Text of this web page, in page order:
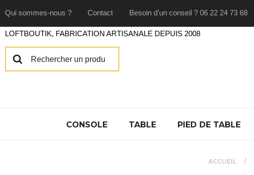
Qui sommes-nous ? Contact Besoin d'un conseil ? 06 22 24 73 68
CONSOLE TABLE PIED DE TABLE
ACCUEIL
LOFTBOUTIK, FABRICATION ARTISANALE DEPUIS 2008